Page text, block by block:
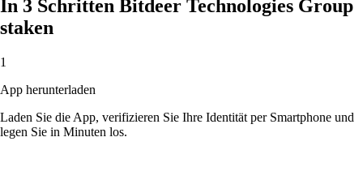
In 3 Schritten Bitdeer Technologies Group
staken
1
App herunterladen
Laden Sie die App, verifizieren Sie Ihre Identität per Smartphone und
legen Sie in Minuten los.